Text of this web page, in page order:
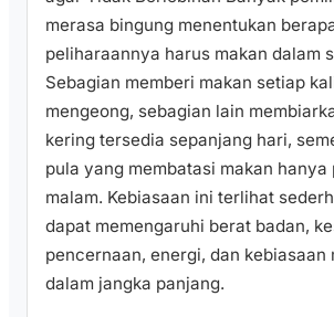
merasa bingung menentukan
peliharaannya harus makan dalam
Sebagian memberi makan setiap
mengeong, sebagian lain
kering tersedia sepanjang hari,
pula yang membatasi makan hanya
malam. Kebiasaan ini terlihat
dapat memengaruhi berat badan,
pencernaan, energi, dan kebiasaan
dalam jangka panjang.